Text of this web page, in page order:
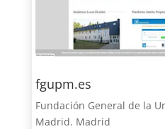
fgupm.es
Fundación General de la
Madrid. Madrid